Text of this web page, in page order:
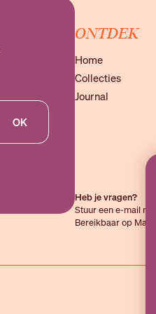
OK
ONTDEK
Home
Collecties
Journal
Heb je vragen?
Stuur een e-mail
Bereikbaar op